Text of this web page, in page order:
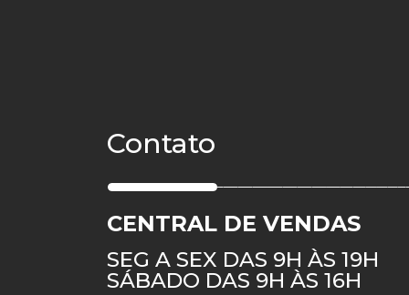
Contato
CENTRAL DE VENDAS
SEG A SEX DAS 9H ÀS 19H
SÁBADO DAS 9H ÀS 16H